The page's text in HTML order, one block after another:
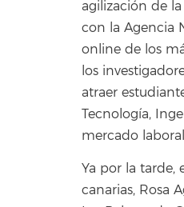
agilización de
con la Agencia
online de los
los
atraer
Tecnología,
mercado
Ya por la tarde,
canarias, Rosa